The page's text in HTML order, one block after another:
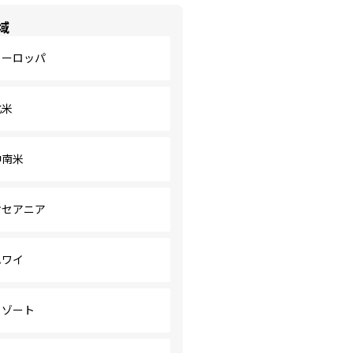
ロッパ
米
アニア
イ
ート